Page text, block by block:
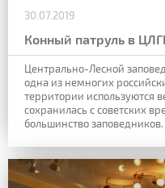
30.07.2019
Конный патруль в
Центрально-Лесной
одна из немногих
территории используются
сохранилась с советских
большинство заповедников.